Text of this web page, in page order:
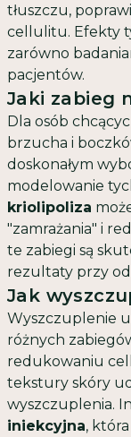
tłuszczu,
cellulitu. Efekty
zarówno
pacjentów.
Jaki zabieg
Dla osób
brzucha i
doskonałym
modelowanie
kriolipoliza
"zamrażania" i
te zabiegi są
rezultaty przy
Jak
Wyszczuplenie
różnych
redukowaniu
tekstury skóry
wyszczuplenia.
iniekcyjna,